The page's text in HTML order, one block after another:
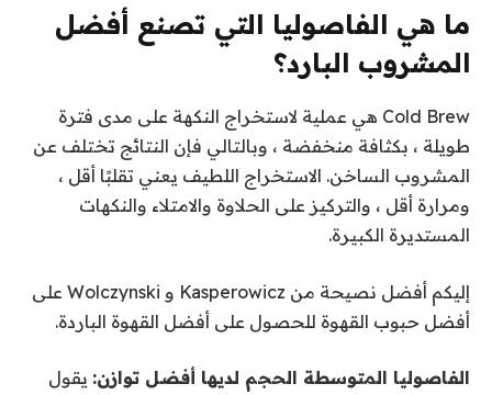
ما هي الفاصوليا التي تصنع أفضل
المشروب البارد؟
Cold Brew هي عملية لاستخراج النكهة على مدى فترة
طويلة ، بكثافة منخفضة ، وبالتالي فإن النتائج تختلف عن
المشروب الساخن. الاستخراج اللطيف يعني تقلبًا أقل ،
ومرارة أقل ، والتركيز على الحلاوة والامتلاء والنكهات
المستديرة الكبيرة.
إليكم أفضل نصيحة من Kasperowicz و Wolczynski على
أفضل حبوب القهوة للحصول على أفضل القهوة الباردة.
الفاصوليا المتوسطة الحجم لديها أفضل توازن: يقول